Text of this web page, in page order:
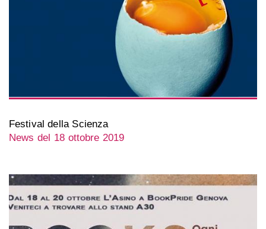
Festival della Scienza
News del 18 ottobre 2019